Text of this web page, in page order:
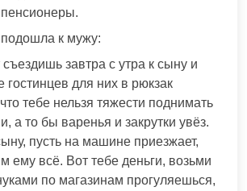
к мужу:
завтра с утра к сыну и
гостинцев для них в рюкзак
тебе нельзя тяжести поднимать
а то бы варенья и закрутки увёз.
пусть на машине приезжает,
ему всё. Вот тебе деньги, возьми
по магазинам прогуляешься,